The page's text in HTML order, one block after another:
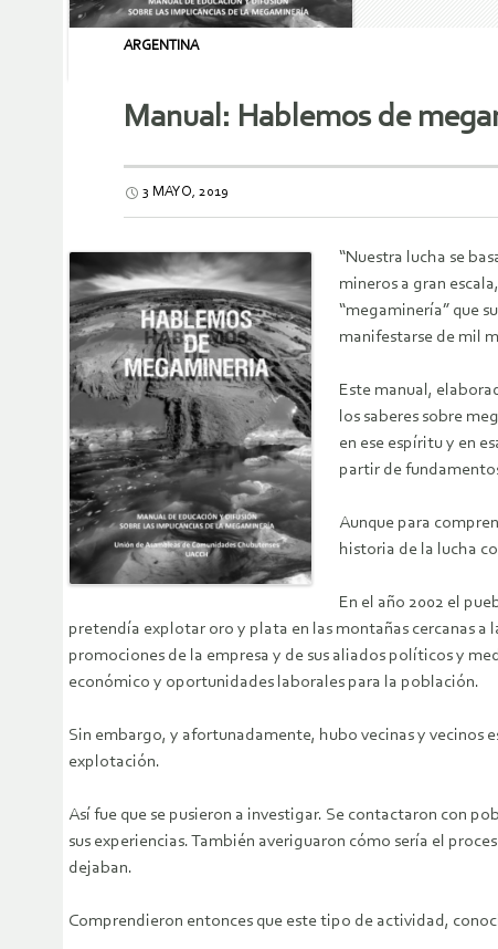
ARGENTINA
Manual: Hablemos de
3 MAYO, 2019
“Nuestra lucha se
mineros a gran
“megaminería” que
manifestarse de mil
Este manual,
los saberes sobre
en ese espíritu y en
partir de
Aunque para
historia de la lucha
En el año 2002 el
pretendía explotar oro y plata en las montañas cercanas
promociones de la empresa y de sus aliados políticos y
económico y oportunidades laborales para la población.
Sin embargo, y afortunadamente, hubo vecinas y vecinos
explotación.
Así fue que se pusieron a investigar. Se contactaron con
sus experiencias. También averiguaron cómo sería el
dejaban.
Comprendieron entonces que este tipo de actividad,